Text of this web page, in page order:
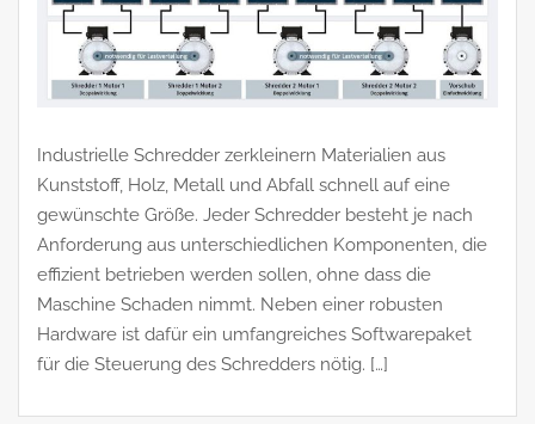
Industrielle Schredder zerkleinern Materialien aus
Kunststoff, Holz, Metall und Abfall schnell auf eine
gewünschte Größe. Jeder Schredder besteht je nach
Anforderung aus unterschiedlichen Komponenten, die
effizient betrieben werden sollen, ohne dass die
Maschine Schaden nimmt. Neben einer robusten
Hardware ist dafür ein umfangreiches Softwarepaket
für die Steuerung des Schredders nötig. […]